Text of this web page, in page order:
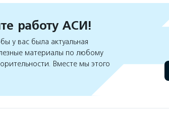
работу АСИ!
у вас была актуальная
материалы по любому
Вместе мы этого